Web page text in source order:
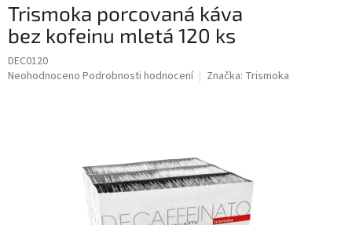
Trismoka porcovaná káva
bez kofeinu mletá 120 ks
DEC0120
Průměrné
Neohodnoceno Podrobnosti hodnocení Značka: Trismoka